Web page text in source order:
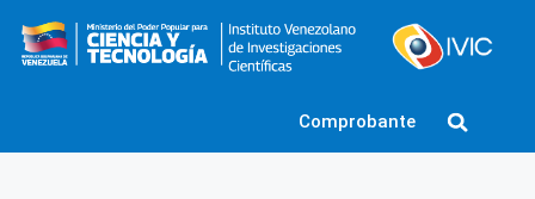
Comprobante